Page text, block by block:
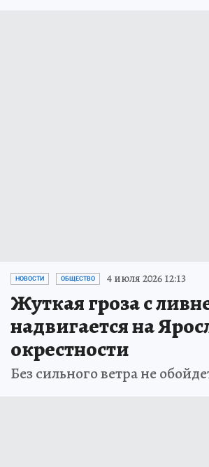
НОВОСТИ ОБЩЕСТВО 4 июля 2026 12:13
Жуткая гроза с
надвигается на
окрестности
Без сильного ветра не